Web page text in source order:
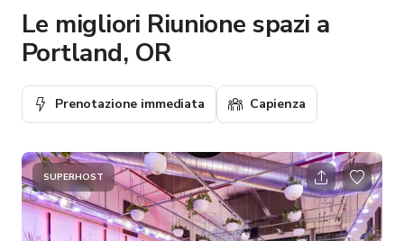
Le migliori Riunione spazi a
Portland, OR
Prenotazione immediata Capienza
SUPERHOST